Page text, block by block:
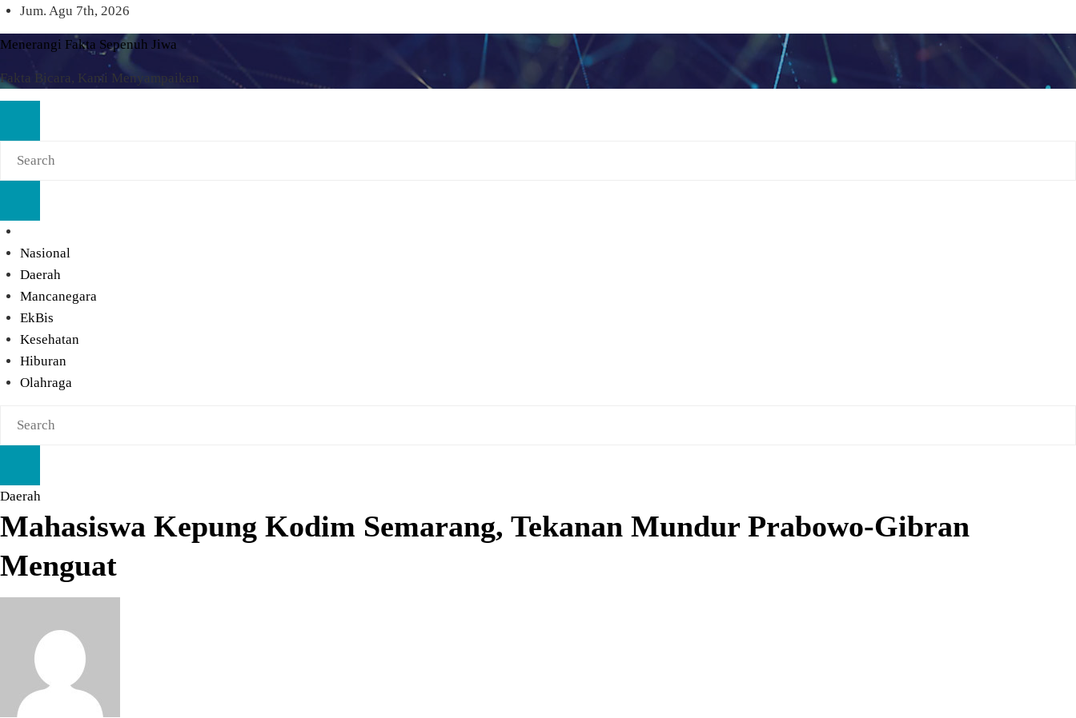
Skip
to
content
Jum. Agu 7th, 2026
Menerangi Fakta Sepenuh Jiwa
Fakta Bicara, Kami Menyampaikan
Nasional
Daerah
Mancanegara
EkBis
Kesehatan
Hiburan
Olahraga
Daerah
Mahasiswa Kepung Kodim Semarang, Tekanan Mundur Prabowo-Gibran
Menguat